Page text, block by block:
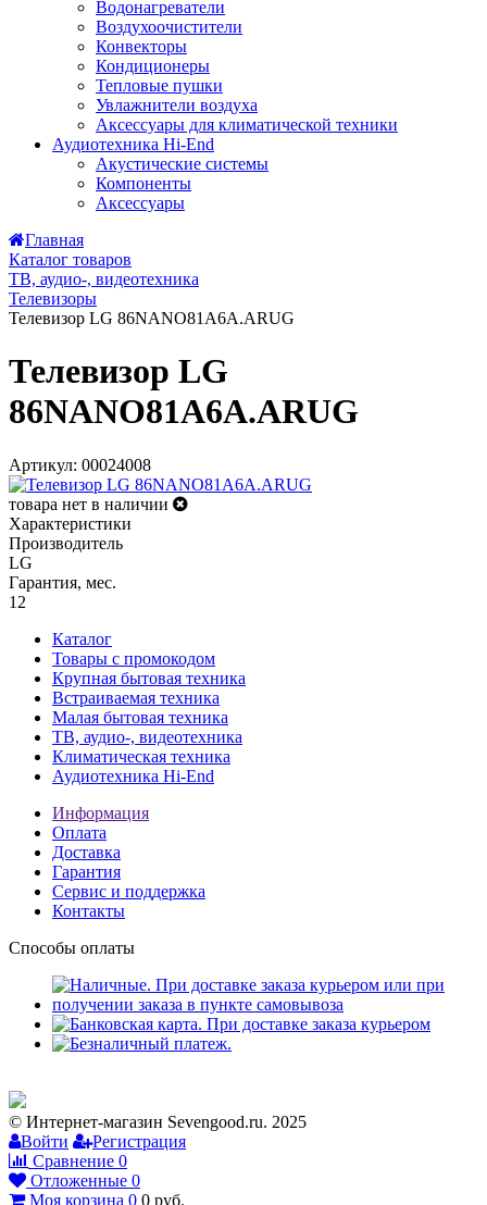
Водонагреватели
Воздухоочистители
Конвекторы
Кондиционеры
Тепловые пушки
Увлажнители воздуха
Аксессуары для климатической техники
Аудиотехника Hi-End
Акустические системы
Компоненты
Аксессуары
Главная
Каталог товаров
ТВ, аудио-, видеотехника
Телевизоры
Телевизор LG 86NANO81A6A.ARUG
Телевизор LG
86NANO81A6A.ARUG
Артикул: 00024008
товара нет в наличии
Характеристики
Производитель
LG
Гарантия, мес.
12
Каталог
Товары с промокодом
Крупная бытовая техника
Встраиваемая техника
Малая бытовая техника
ТВ, аудио-, видеотехника
Климатическая техника
Аудиотехника Hi-End
Информация
Оплата
Доставка
Гарантия
Сервис и поддержка
Контакты
Способы оплаты
© Интернет-магазин Sevengood.ru. 2025
Войти
Регистрация
Сравнение 0
Отложенные 0
Моя корзина 0 0 руб.